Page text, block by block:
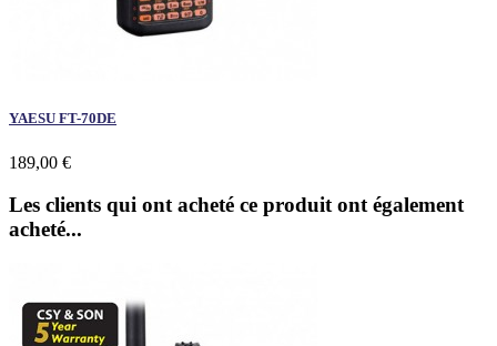
YAESU FT-70DE
189,00 €
Les clients qui ont acheté ce produit ont également
acheté...